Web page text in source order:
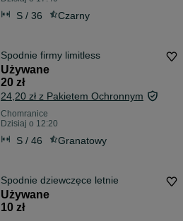
S / 36 Czarny
Spodnie firmy limitless
Używane
20 zł
24,20 zł z Pakietem Ochronnym
Chomranice
Dzisiaj o 12:20
S / 46 Granatowy
Spodnie dziewczęce letnie
Używane
10 zł